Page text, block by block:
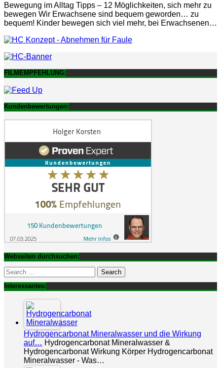
Bewegung im Alltag Tipps – 12 Möglichkeiten, sich mehr zu
bewegen Wir Erwachsene sind bequem geworden… zu
bequem! Kinder bewegen sich viel mehr, bei Erwachsenen…
FILMEMPFEHLUNG:
Kundenbewertungen:
Webseiten durchsuchen:
Search
for:
Interessantes:
Hydrogencarbonat Mineralwasser und die Wirkung
auf… Hydrogencarbonat Mineralwasser &
Hydrogencarbonat Wirkung Körper Hydrogencarbonat
Mineralwasser - Was…